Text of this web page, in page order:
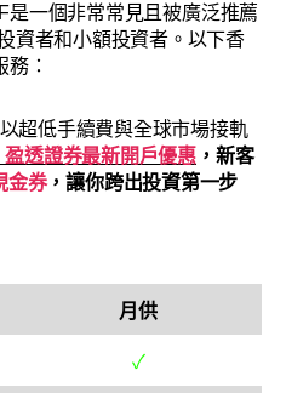
是一個非常常見且被廣泛推薦
資者和小額投資者。以下香
務：
超低手續費與全球市場接軌
盈透證券最新開戶優惠 ，新客
金券，讓你跨出投資第一步
月供
✓